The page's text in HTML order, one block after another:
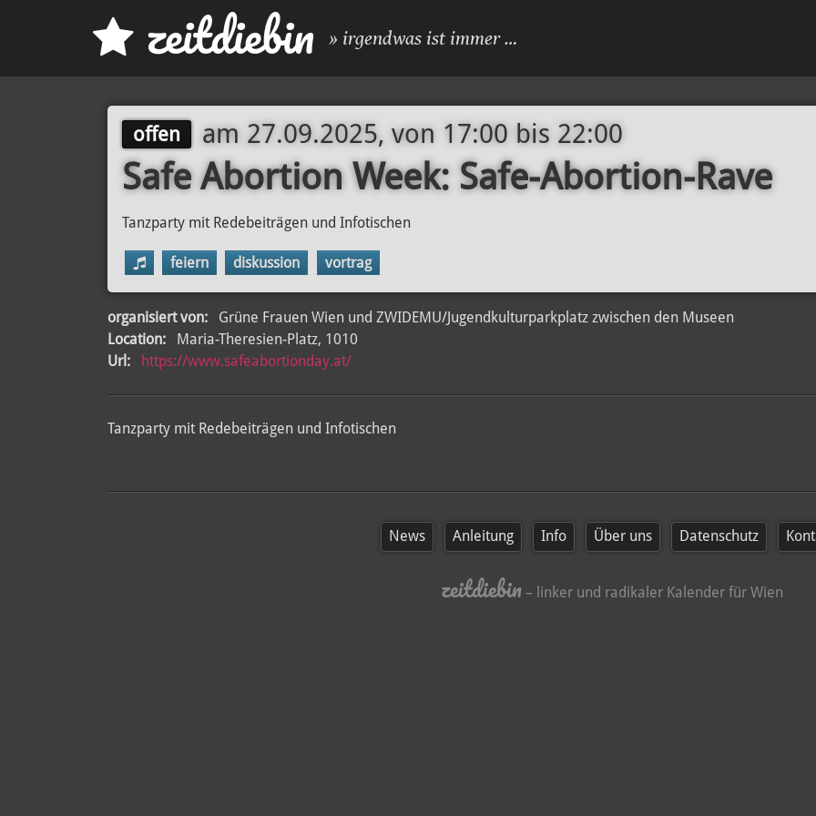
zeitdiebin » irgendwas ist immer …
offen am 27.09.2025, von 17:00 bis 22:00
Safe Abortion Week: Safe-Abortion-Rave
Tanzparty mit Redebeiträgen und Infotischen
feiern diskussion vortrag
organisiert von:
Grüne Frauen Wien und ZWIDEMU/Jugendkulturparkplatz zwischen den Museen
Location:
Maria-Theresien-Platz, 1010
Url:
https://www.safeabortionday.at/
Tanzparty mit Redebeiträgen und Infotischen
News Anleitung Info Über uns Datenschutz
zeitdiebin – linker und radikaler Kalender für Wien